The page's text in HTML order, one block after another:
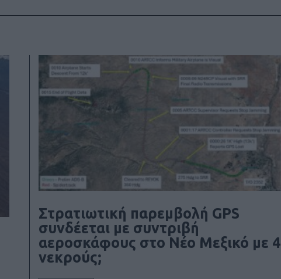
Στρατιωτική παρεμβολή GPS
συνδέεται με συντριβή
αεροσκάφους στο Νέο Μεξικό με 4
νεκρούς;